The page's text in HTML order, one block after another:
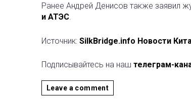
Ранее Андрей Денисов также заявил
и АТЭС.
Источник: SilkBridge.info Новости
Подписывайтесь на наш телеграм-
Leave a comment